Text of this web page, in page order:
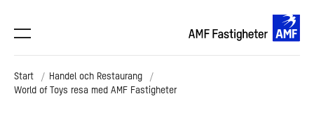
Start
Handel och Restaurang
World of Toys resa med AMF Fastigheter